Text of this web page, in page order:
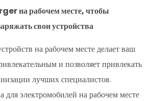
на рабочем месте, чтобы
свои устройства
на рабочем месте делает ваш
и позволяет привлекать
лучших специалистов.
для электромобилей на рабочем месте